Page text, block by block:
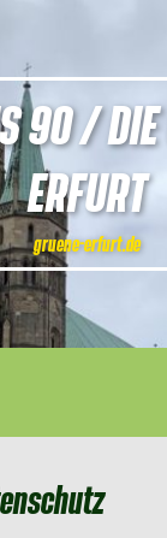
90 / DIE
ERFURT
gruene-erfurt.de